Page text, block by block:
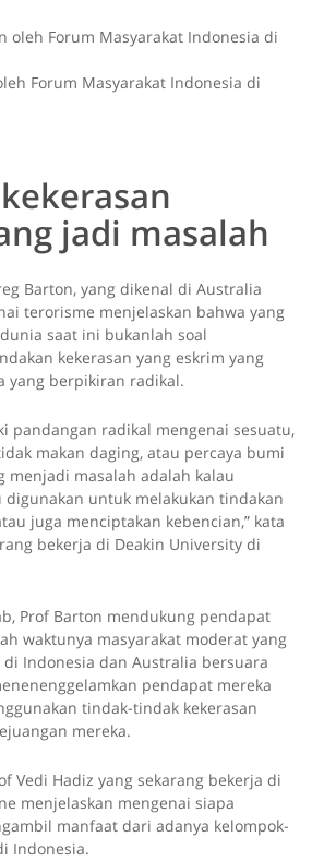
Forum Masyarakat Indonesia di
jadi masalah
Barton, yang dikenal di Australia
terorisme menjelaskan bahwa yang
saat ini bukanlah soal
kekerasan yang eskrim yang
yang berpikiran radikal.
pandangan radikal mengenai sesuatu,
makan daging, atau percaya bumi
menjadi masalah adalah kalau
untuk melakukan tindakan
juga menciptakan kebencian,” kata
bekerja di Deakin University di
Prof Barton mendukung pendapat
waktunya masyarakat moderat yang
Indonesia dan Australia bersuara
pendapat mereka
tindak-tindak kekerasan
mereka.
Vedi Hadiz yang sekarang bekerja di
menjelaskan mengenai siapa
manfaat dari adanya kelompok-
Indonesia.